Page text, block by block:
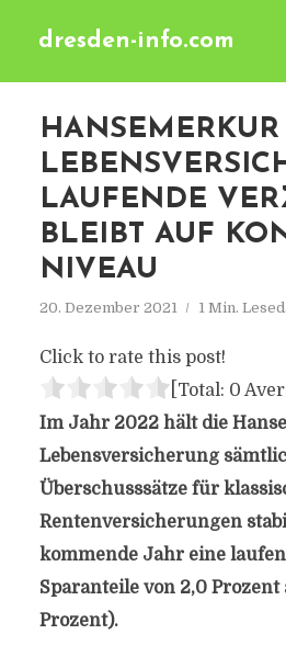
dresden-info.com
HANSEMERKUR
LAUFENDE
BLEIBT AUF
NIVEAU
20. Dezember 2021 1 Min.
Click to rate this post!
[Total: 0
Im Jahr 2022 hält die
Lebensversicherung
Überschusssätze für
Rentenversicherungen
kommende Jahr eine
Sparanteile von 2,0 Prozent
Prozent).